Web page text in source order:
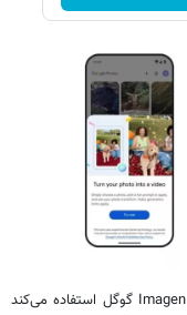
قابلیت دوم Remix نام دارد و از مدل تولید تصویر Imagen گوگل استفاده می‌کند